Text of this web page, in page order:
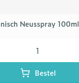
Neusspray 100ml
Bestel